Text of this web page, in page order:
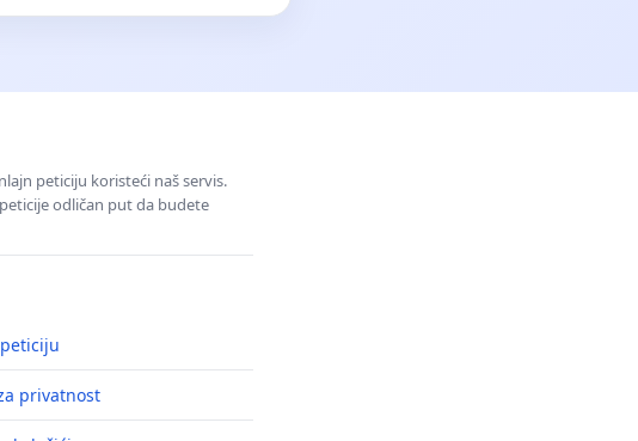
peticiju koristeći naš servis.
odličan put da budete
privatnost